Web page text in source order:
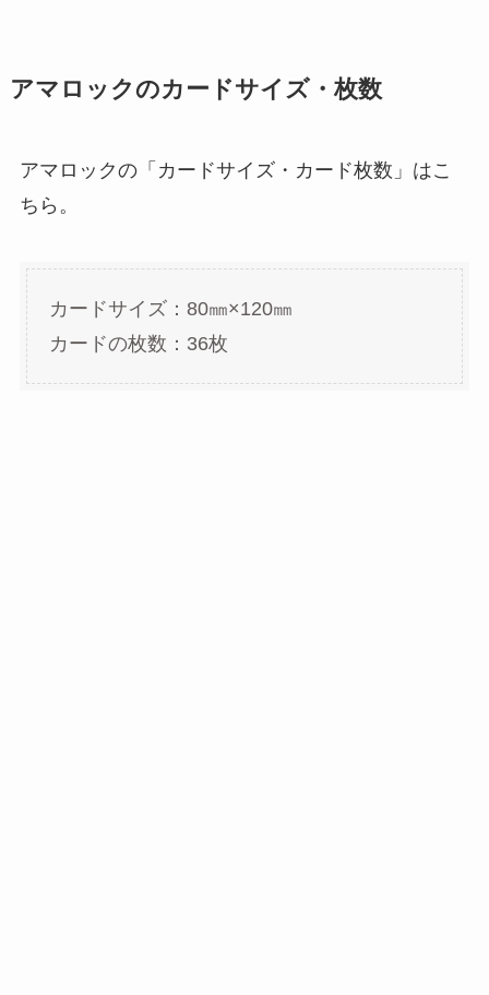
アマロックのカードサイズ・枚数
アマロックの「カードサイズ・カード枚数」はこ
ちら。
カードサイズ：80㎜×120㎜
カードの枚数：36枚